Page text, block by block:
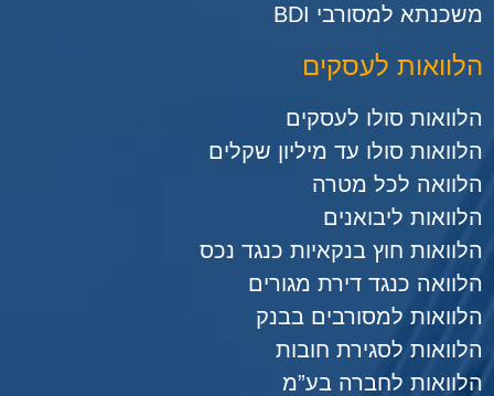
משכנתא למסורבי BDI
הלוואות לעסקים
הלוואות סולו לעסקים
הלוואות סולו עד מיליון שקלים
הלוואה לכל מטרה
הלוואות ליבואנים
הלוואות חוץ בנקאיות כנגד נכס
הלוואה כנגד דירת מגורים
הלוואות למסורבים בבנק
הלוואות לסגירת חובות
הלוואות לחברה בע”מ